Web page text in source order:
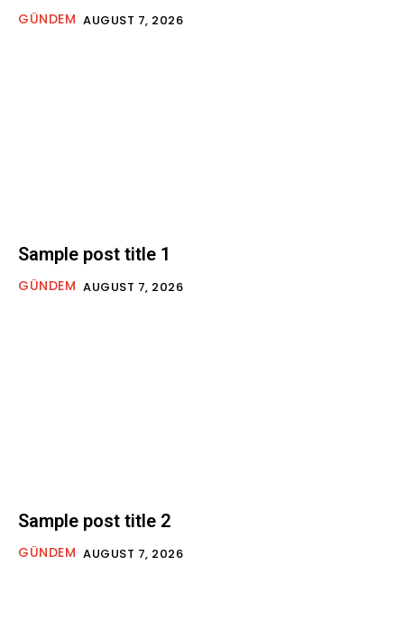
GÜNDEM AUGUST 7, 2026
Sample post title 1
GÜNDEM AUGUST 7, 2026
Sample post title 2
GÜNDEM AUGUST 7, 2026